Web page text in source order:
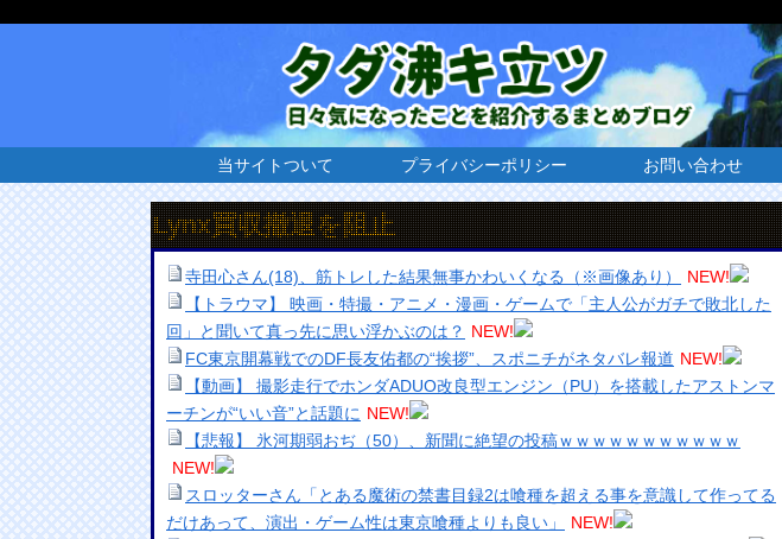
当サイトついて プライバシーポリシー お問い合わせ
買収撤退を阻止
寺田心さん(18)、筋トレした結果無事かわいくなる（※画像あり）
NEW!
【トラウマ】 映画・特撮・アニメ・漫画・ゲームで「主人公がガチで敗北した
回」と聞いて真っ先に思い浮かぶのは？ NEW!
FC東京開幕戦でのDF長友佑都の“挨拶”、スポニチがネタバレ報道 NEW!
【動画】 撮影走行でホンダADUO改良型エンジン（PU）を搭載したアストンマ
ーチンが“いい音”と話題に NEW!
【悲報】 氷河期弱おぢ（50）、新聞に絶望の投稿ｗｗｗｗｗｗｗｗｗｗｗ
NEW!
スロッターさん「とある魔術の禁書目録2は喰種を超える事を意識して作ってる
だけあって、演出・ゲーム性は東京喰種よりも良い」
NEW!